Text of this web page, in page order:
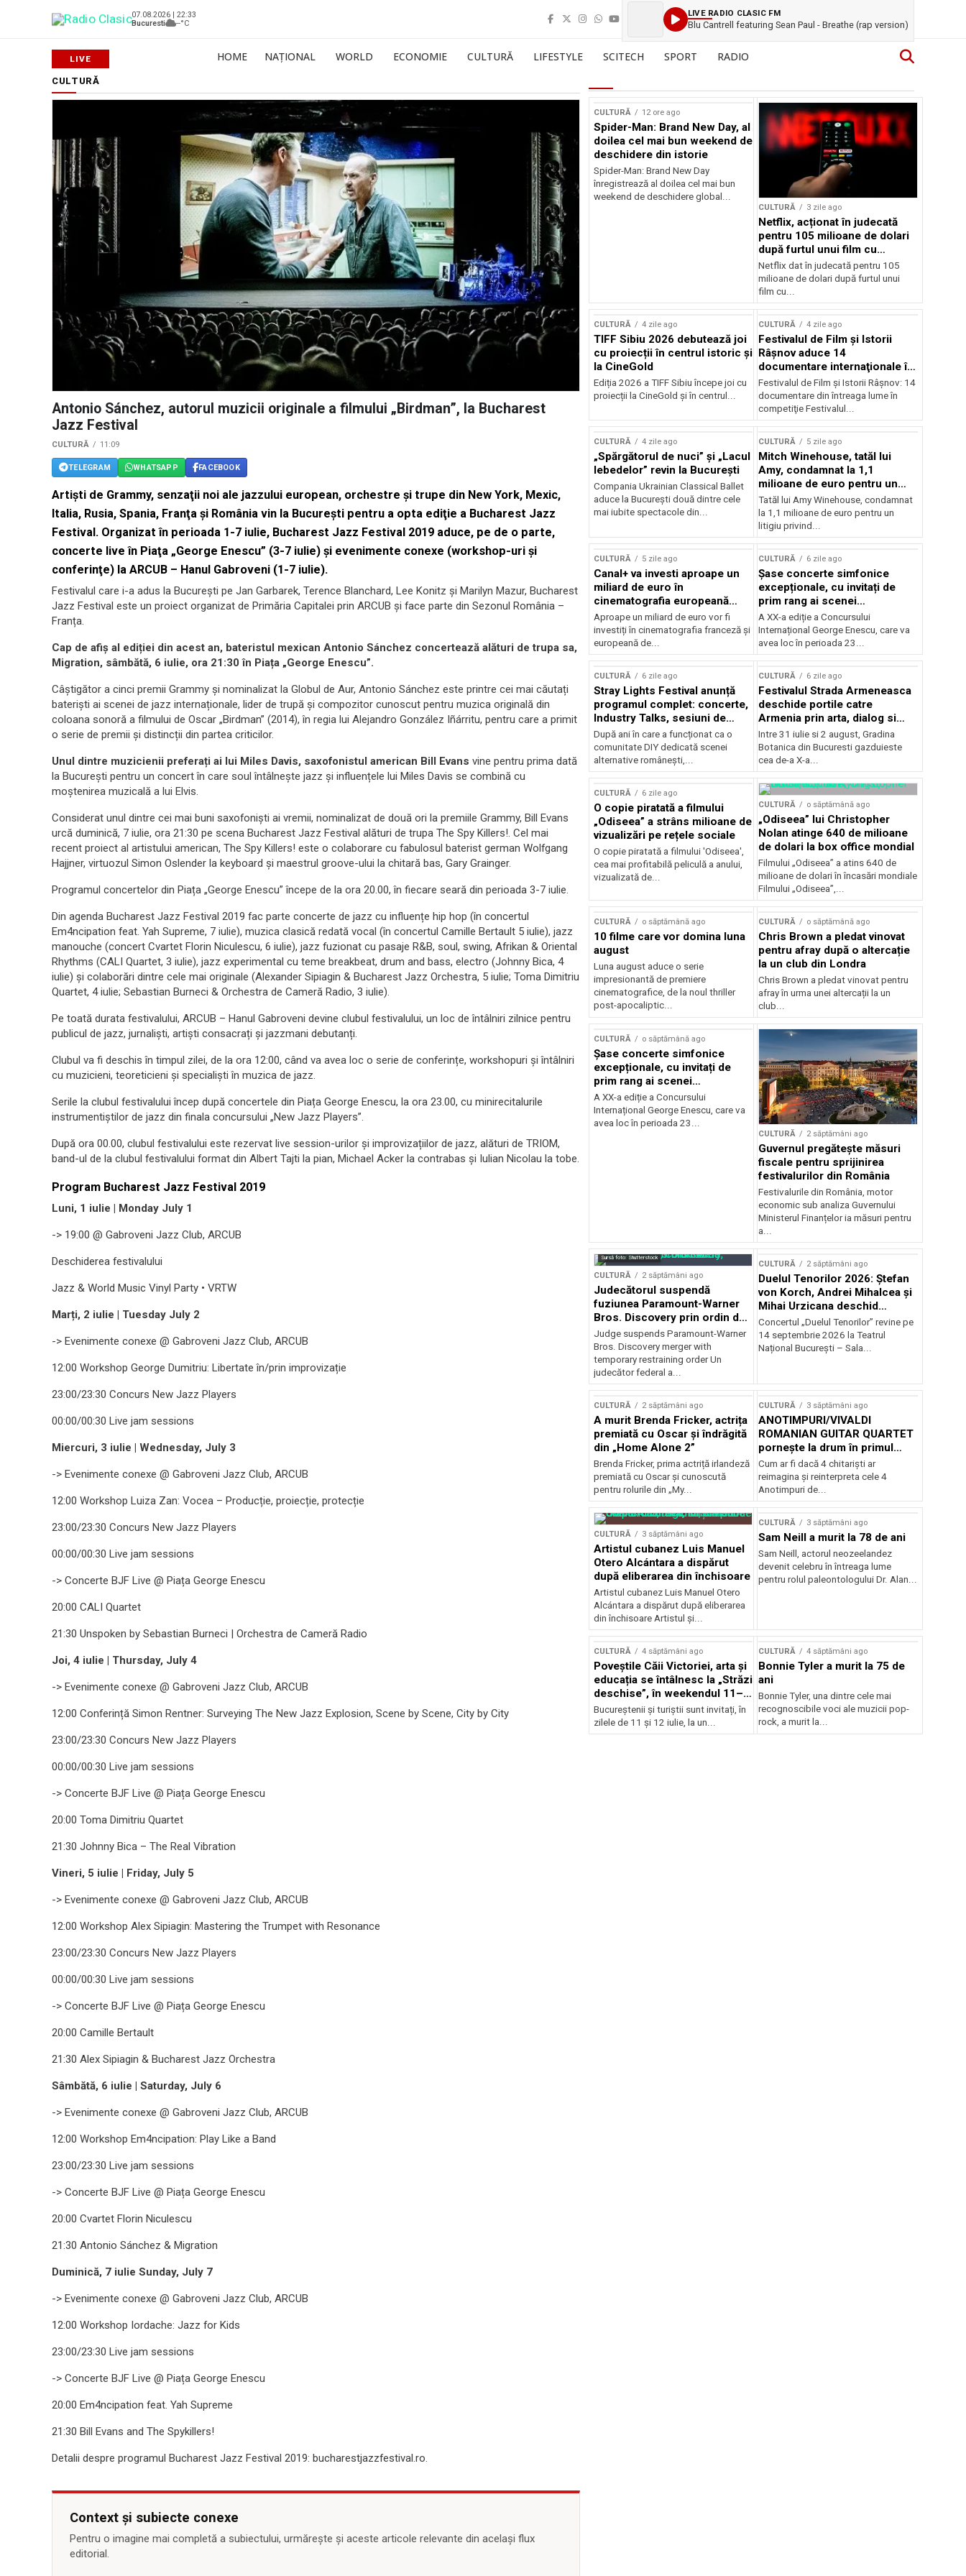
07.08.2026 | 22:33
Bucuresti
--°C
LIVE RADIO CLASIC FM
Blu Cantrell featuring Sean Paul - Breathe (rap version)
HOME NAȚIONAL WORLD ECONOMIE CULTURĂ LIFESTYLE SCITECH SPORT RADIO
CULTURĂ
Antonio Sánchez, autorul muzicii originale a filmului „Birdman”, la Bucharest
Jazz Festival
CULTURĂ 11:09
TELEGRAM WHATSAPP FACEBOOK
Artişti de Grammy, senzaţii noi ale jazzului european, orchestre şi trupe din New York, Mexic,
Italia, Rusia, Spania, Franţa şi România vin la Bucureşti pentru a opta ediţie a Bucharest Jazz
Festival. Organizat în perioada 1-7 iulie, Bucharest Jazz Festival 2019 aduce, pe de o parte,
concerte live în Piaţa „George Enescu” (3-7 iulie) şi evenimente conexe (workshop-uri şi
conferinţe) la ARCUB – Hanul Gabroveni (1-7 iulie).
Festivalul care i-a adus la București pe Jan Garbarek, Terence Blanchard, Lee Konitz și Marilyn Mazur, Bucharest
Jazz Festival este un proiect organizat de Primăria Capitalei prin ARCUB și face parte din Sezonul România –
Franța.
Cap de afiș al ediției din acest an, bateristul mexican Antonio Sánchez concertează alături de trupa sa,
Migration, sâmbătă, 6 iulie, ora 21:30 în Piața „George Enescu”.
Câștigător a cinci premii Grammy și nominalizat la Globul de Aur, Antonio Sánchez este printre cei mai căutați
bateriști ai scenei de jazz internaționale, lider de trupă și compozitor cunoscut pentru muzica originală din
coloana sonoră a filmului de Oscar „Birdman” (2014), în regia lui Alejandro González Iñárritu, pentru care a primit
o serie de premii și distincții din partea criticilor.
Unul dintre muzicienii preferați ai lui Miles Davis, saxofonistul american Bill Evans vine pentru prima dată
la București pentru un concert în care soul întâlnește jazz și influențele lui Miles Davis se combină cu
moștenirea muzicală a lui Elvis.
Considerat unul dintre cei mai buni saxofoniști ai vremii, nominalizat de două ori la premiile Grammy, Bill Evans
urcă duminică, 7 iulie, ora 21:30 pe scena Bucharest Jazz Festival alături de trupa The Spy Killers!. Cel mai
recent proiect al artistului american, The Spy Killers! este o colaborare cu fabulosul baterist german Wolfgang
Hajjner, virtuozul Simon Oslender la keyboard și maestrul groove-ului la chitară bas, Gary Grainger.
Programul concertelor din Piața „George Enescu” începe de la ora 20.00, în fiecare seară din perioada 3-7 iulie.
Din agenda Bucharest Jazz Festival 2019 fac parte concerte de jazz cu influențe hip hop (în concertul
Em4ncipation feat. Yah Supreme, 7 iulie), muzica clasică redată vocal (în concertul Camille Bertault 5 iulie), jazz
manouche (concert Cvartet Florin Niculescu, 6 iulie), jazz fuzionat cu pasaje R&B, soul, swing, Afrikan & Oriental
Rhythms (CALI Quartet, 3 iulie), jazz experimental cu teme breakbeat, drum and bass, electro (Johnny Bica, 4
iulie) și colaborări dintre cele mai originale (Alexander Sipiagin & Bucharest Jazz Orchestra, 5 iulie; Toma Dimitriu
Quartet, 4 iulie; Sebastian Burneci & Orchestra de Cameră Radio, 3 iulie).
Pe toată durata festivalului, ARCUB – Hanul Gabroveni devine clubul festivalului, un loc de întâlniri zilnice pentru
publicul de jazz, jurnaliști, artiști consacrați și jazzmani debutanți.
Clubul va fi deschis în timpul zilei, de la ora 12:00, când va avea loc o serie de conferințe, workshopuri și întâlniri
cu muzicieni, teoreticieni și specialiști în muzica de jazz.
Serile la clubul festivalului încep după concertele din Piața George Enescu, la ora 23.00, cu minirecitalurile
instrumentiștilor de jazz din finala concursului „New Jazz Players”.
După ora 00.00, clubul festivalului este rezervat live session-urilor și improvizațiilor de jazz, alături de TRIOM,
band-ul de la clubul festivalului format din Albert Tajti la pian, Michael Acker la contrabas și Iulian Nicolau la tobe.
Program Bucharest Jazz Festival 2019
Luni, 1 iulie | Monday July 1
-> 19:00 @ Gabroveni Jazz Club, ARCUB
Deschiderea festivalului
Jazz & World Music Vinyl Party • VRTW
Marți, 2 iulie | Tuesday July 2
-> Evenimente conexe @ Gabroveni Jazz Club, ARCUB
12:00 Workshop George Dumitriu: Libertate în/prin improvizație
23:00/23:30 Concurs New Jazz Players
00:00/00:30 Live jam sessions
Miercuri, 3 iulie | Wednesday, July 3
-> Evenimente conexe @ Gabroveni Jazz Club, ARCUB
12:00 Workshop Luiza Zan: Vocea – Producție, proiecție, protecție
23:00/23:30 Concurs New Jazz Players
00:00/00:30 Live jam sessions
-> Concerte BJF Live @ Piața George Enescu
20:00 CALI Quartet
21:30 Unspoken by Sebastian Burneci | Orchestra de Cameră Radio
Joi, 4 iulie | Thursday, July 4
-> Evenimente conexe @ Gabroveni Jazz Club, ARCUB
12:00 Conferință Simon Rentner: Surveying The New Jazz Explosion, Scene by Scene, City by City
23:00/23:30 Concurs New Jazz Players
00:00/00:30 Live jam sessions
-> Concerte BJF Live @ Piața George Enescu
20:00 Toma Dimitriu Quartet
21:30 Johnny Bica – The Real Vibration
Vineri, 5 iulie | Friday, July 5
-> Evenimente conexe @ Gabroveni Jazz Club, ARCUB
12:00 Workshop Alex Sipiagin: Mastering the Trumpet with Resonance
23:00/23:30 Concurs New Jazz Players
00:00/00:30 Live jam sessions
-> Concerte BJF Live @ Piața George Enescu
20:00 Camille Bertault
21:30 Alex Sipiagin & Bucharest Jazz Orchestra
Sâmbătă, 6 iulie | Saturday, July 6
-> Evenimente conexe @ Gabroveni Jazz Club, ARCUB
12:00 Workshop Em4ncipation: Play Like a Band
23:00/23:30 Live jam sessions
-> Concerte BJF Live @ Piața George Enescu
20:00 Cvartet Florin Niculescu
21:30 Antonio Sánchez & Migration
Duminică, 7 iulie Sunday, July 7
-> Evenimente conexe @ Gabroveni Jazz Club, ARCUB
12:00 Workshop Iordache: Jazz for Kids
23:00/23:30 Live jam sessions
-> Concerte BJF Live @ Piața George Enescu
20:00 Em4ncipation feat. Yah Supreme
21:30 Bill Evans and The Spykillers!
Detalii despre programul Bucharest Jazz Festival 2019: bucharestjazzfestival.ro.
Context și subiecte conexe
Pentru o imagine mai completă a subiectului, urmărește și aceste articole relevante din același flux
editorial.
CULTURĂ 12 ore ago
Spider-Man: Brand New Day, al
doilea cel mai bun weekend de
deschidere din istorie
Spider-Man: Brand New Day
înregistrează al doilea cel mai bun
weekend de deschidere global...
CULTURĂ 3 zile ago
Netflix, acționat în judecată
pentru 105 milioane de dolari
după furtul unui film cu
Nicolas Cage
Netflix dat în judecată pentru 105
milioane de dolari după furtul unui
film cu...
CULTURĂ 4 zile ago
TIFF Sibiu 2026 debutează joi
cu proiecții în centrul istoric și
la CineGold
Ediția 2026 a TIFF Sibiu începe joi cu
proiecții la CineGold și în centrul...
CULTURĂ 4 zile ago
Festivalul de Film şi Istorii
Râşnov aduce 14
documentare internaţionale în
premieră
Festivalul de Film şi Istorii Râşnov: 14
documentare din întreaga lume în
competiţie Festivalul...
CULTURĂ 4 zile ago
„Spărgătorul de nuci” și „Lacul
lebedelor” revin la București
Compania Ukrainian Classical Ballet
aduce la București două dintre cele
mai iubite spectacole din...
CULTURĂ 5 zile ago
Mitch Winehouse, tatăl lui
Amy, condamnat la 1,1
milioane de euro pentru un
litigiu pierdut
Tatăl lui Amy Winehouse, condamnat
la 1,1 milioane de euro pentru un
litigiu privind...
CULTURĂ 5 zile ago
Canal+ va investi aproape un
miliard de euro în
cinematografia europeană
până în 2032
Aproape un miliard de euro vor fi
investiți în cinematografia franceză și
europeană de...
CULTURĂ 6 zile ago
Șase concerte simfonice
excepționale, cu invitați de
prim rang ai scenei
internaționale și ansambluri
orchestrale românești de
prestigiu, în programul
Concursului Enescu 2026
A XX-a ediție a Concursului
Internațional George Enescu, care va
avea loc în perioada 23...
CULTURĂ 6 zile ago
Stray Lights Festival anunță
programul complet: concerte,
Industry Talks, sesiuni de
audiție și noi opțiuni de
participare pentru public
După ani în care a funcționat ca o
comunitate DIY dedicată scenei
alternative românești,...
CULTURĂ 6 zile ago
Festivalul Strada Armeneasca
deschide portile catre
Armenia prin arta, dialog si
patrimoniu, intre 31 iulie si 2
august, la Gradina Botanica din
Bucuresti
Intre 31 iulie si 2 august, Gradina
Botanica din Bucuresti gazduieste
cea de-a X-a...
CULTURĂ 6 zile ago
O copie piratată a filmului
„Odiseea” a strâns milioane de
vizualizări pe rețele sociale
O copie piratată a filmului 'Odiseea',
cea mai profitabilă peliculă a anului,
vizualizată de...
CULTURĂ o săptămână ago
„Odiseea” lui Christopher
Nolan atinge 640 de milioane
de dolari la box office mondial
Filmului „Odiseea” a atins 640 de
milioane de dolari în încasări mondiale
Filmului „Odiseea”,...
CULTURĂ o săptămână ago
10 filme care vor domina luna
august
Luna august aduce o serie
impresionantă de premiere
cinematografice, de la noul thriller
post-apocaliptic...
CULTURĂ o săptămână ago
Chris Brown a pledat vinovat
pentru afray după o altercație
la un club din Londra
Chris Brown a pledat vinovat pentru
afray în urma unei altercații la un
club...
CULTURĂ o săptămână ago
Șase concerte simfonice
excepționale, cu invitați de
prim rang ai scenei
internaționale și ansambluri
orchestrale românești de
prestigiu, în programul
A XX-a ediție a Concursului
Internațional George Enescu, care va
avea loc în perioada 23...
CULTURĂ 2 săptămâni ago
Guvernul pregătește măsuri
fiscale pentru sprijinirea
festivalurilor din România
Festivalurile din România, motor
economic sub analiza Guvernului
Ministerul Finanțelor ia măsuri pentru
a...
Sursă foto: Shutterstock
CULTURĂ 2 săptămâni ago
Judecătorul suspendă
fuziunea Paramount-Warner
Bros. Discovery prin ordin de
restricție temporară
Judge suspends Paramount-Warner
Bros. Discovery merger with
temporary restraining order Un
judecător federal a...
CULTURĂ 2 săptămâni ago
Duelul Tenorilor 2026: Ștefan
von Korch, Andrei Mihalcea și
Mihai Urzicana deschid
stagiunea Musical
Extravaganza la TNB
Concertul „Duelul Tenorilor” revine pe
14 septembrie 2026 la Teatrul
Național București – Sala...
CULTURĂ 2 săptămâni ago
A murit Brenda Fricker, actrița
premiată cu Oscar și îndrăgită
din „Home Alone 2”
Brenda Fricker, prima actriță irlandeză
premiată cu Oscar și cunoscută
pentru rolurile din „My...
CULTURĂ 3 săptămâni ago
ANOTIMPURI/VIVALDI
ROMANIAN GUITAR QUARTET
pornește la drum în primul
turneu național
Cum ar fi dacă 4 chitarişti ar
reimagina şi reinterpreta cele 4
Anotimpuri de...
CULTURĂ 3 săptămâni ago
Artistul cubanez Luis Manuel
Otero Alcántara a dispărut
după eliberarea din închisoare
Artistul cubanez Luis Manuel Otero
Alcántara a dispărut după eliberarea
din închisoare Artistul și...
CULTURĂ 3 săptămâni ago
Sam Neill a murit la 78 de ani
Sam Neill, actorul neozeelandez
devenit celebru în întreaga lume
pentru rolul paleontologului Dr. Alan...
CULTURĂ 4 săptămâni ago
Poveștile Căii Victoriei, arta și
educația se întâlnesc la „Străzi
deschise”, în weekendul 11–
12 iulie
Bucureștenii și turiștii sunt invitați, în
zilele de 11 și 12 iulie, la un...
CULTURĂ 4 săptămâni ago
Bonnie Tyler a murit la 75 de
ani
Bonnie Tyler, una dintre cele mai
recognoscibile voci ale muzicii pop-
rock, a murit la...